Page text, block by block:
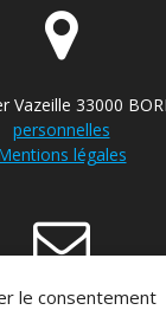
le consentement
Vazeille 33000
personnelles
légales